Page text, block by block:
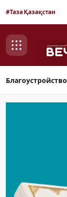
#Таза Қазақстан
Благоустройство